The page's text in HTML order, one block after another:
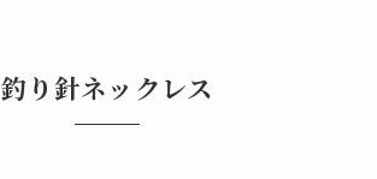
‪釣り針ネックレス